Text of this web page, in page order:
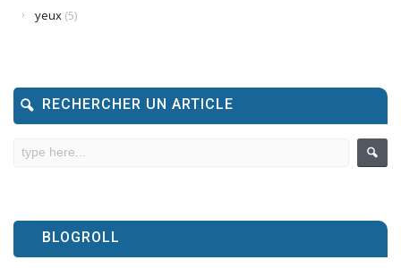
yeux (5)
RECHERCHER UN ARTICLE
BLOGROLL